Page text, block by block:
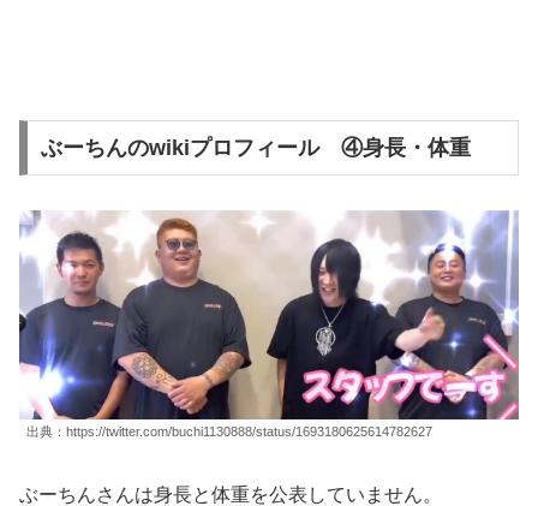
ぶーちんのwikiプロフィール ④身長・体重
出典：https://twitter.com/buchi1130888/status/1693180625614782627
ぶーちんさんは身長と体重を公表していません。